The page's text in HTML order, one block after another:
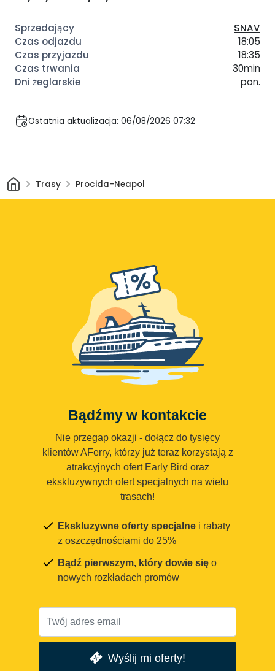
SNAV
18:05
18:35
30min
pon.
Ostatnia aktualizacja: 06/08/2026 07:32
DomTrasy Procida-Neapol
Bądźmy w kontakcie
Nie przegap okazji - dołącz do tysięcy
klientów AFerry, którzy już teraz korzystają z
atrakcyjnych ofert Early Bird oraz
ekskluzywnych ofert specjalnych na wielu
trasach!
Ekskluzywne oferty specjalne i rabaty
z oszczędnościami do 25%
Bądź pierwszym, który dowie się o
nowych rozkładach promów
Wyślij mi oferty!